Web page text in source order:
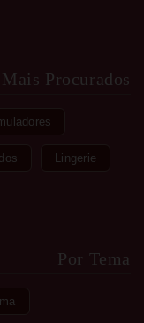
Mais Procurados
Lingerie
Por Tema